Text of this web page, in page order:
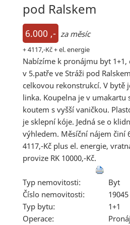
pod Ralskem
6.000 ,- za měsíc
+ 4117,-Kč + el. energie
Nabízíme k pronájmu byt 1+1,
v 5.patře ve Stráži pod
celkovou rekonstrukcí. V bytě
linka. Koupelna je v umakartu
koutem s vyšší vaničkou.
je sklepní kóje. Jedná se o
výhledem. Měsíční nájem činí
4117,-Kč plus el. energie,
provize RK 10000,-Kč.
Typ nemovitosti:
Byt
Číslo nemovitosti:
19045
Typ bytu:
1+1
Operace: